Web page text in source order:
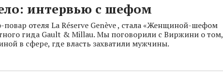
интервью с шефом
отеля La Réserve Genève , стала «Женщиной-шефом
гида Gault & Millau. Мы поговорили с Виржини о том,
в сфере, где власть захватили мужчины.